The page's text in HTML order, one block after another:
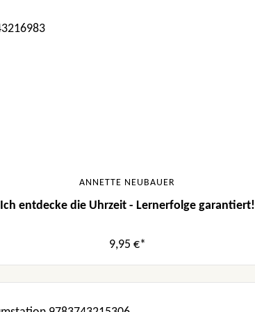
ANNETTE NEUBAUER
Ich entdecke die Uhrzeit - Lernerfolge garantiert!
9,95 €*